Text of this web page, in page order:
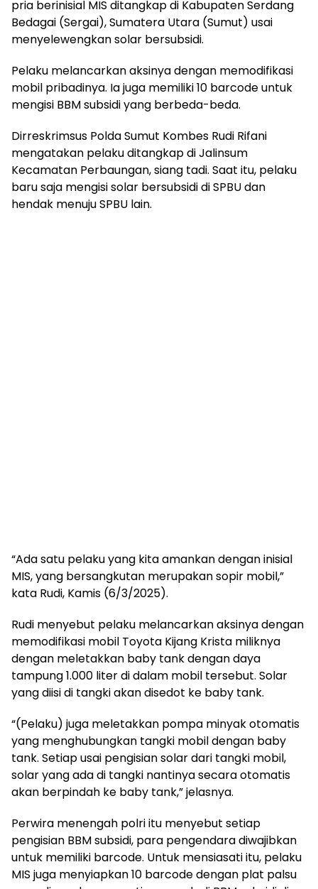
pria berinisial MIS ditangkap di Kabupaten Serdang
Bedagai (Sergai), Sumatera Utara (Sumut) usai
menyelewengkan solar bersubsidi.
Pelaku melancarkan aksinya dengan memodifikasi
mobil pribadinya. Ia juga memiliki 10 barcode untuk
mengisi BBM subsidi yang berbeda-beda.
Dirreskrimsus Polda Sumut Kombes Rudi Rifani
mengatakan pelaku ditangkap di Jalinsum
Kecamatan Perbaungan, siang tadi. Saat itu, pelaku
baru saja mengisi solar bersubsidi di SPBU dan
hendak menuju SPBU lain.
“Ada satu pelaku yang kita amankan dengan inisial
MIS, yang bersangkutan merupakan sopir mobil,”
kata Rudi, Kamis (6/3/2025).
Rudi menyebut pelaku melancarkan aksinya dengan
memodifikasi mobil Toyota Kijang Krista miliknya
dengan meletakkan baby tank dengan daya
tampung 1.000 liter di dalam mobil tersebut. Solar
yang diisi di tangki akan disedot ke baby tank.
“(Pelaku) juga meletakkan pompa minyak otomatis
yang menghubungkan tangki mobil dengan baby
tank. Setiap usai pengisian solar dari tangki mobil,
solar yang ada di tangki nantinya secara otomatis
akan berpindah ke baby tank,” jelasnya.
Perwira menengah polri itu menyebut setiap
pengisian BBM subsidi, para pengendara diwajibkan
untuk memiliki barcode. Untuk mensiasati itu, pelaku
MIS juga menyiapkan 10 barcode dengan plat palsu